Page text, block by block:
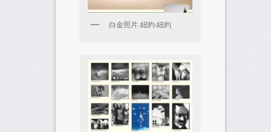
白金照片-紐約‧紐約